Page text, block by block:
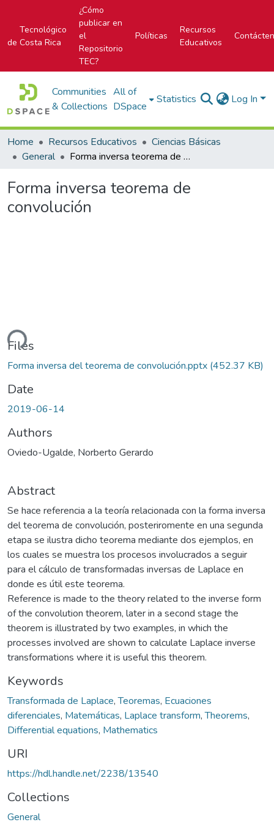
Tecnológico
de Costa Rica
¿Cómo
publicar en
el
Repositorio
TEC?
Políticas
Recursos
Educativos
Communities
& Collections
All of
DSpace
Statistics Log In
Home Recursos Educativos
Ciencias Básicas
General
Forma inversa teorema de convolución
Forma inversa teorema de
convolución
Files
Forma inversa del teorema de convolución.pptx (452.37 KB)
Date
2019-06-14
Authors
Oviedo-Ugalde, Norberto Gerardo
Abstract
Se hace referencia a la teoría relacionada con la forma inversa
del teorema de convolución, posteriromente en una segunda
etapa se ilustra dicho teorema mediante dos ejemplos, en
los cuales se muestra los procesos involucrados a seguir
para el cálculo de transformadas inversas de Laplace en
donde es útil este teorema.
Reference is made to the theory related to the inverse form
of the convolution theorem, later in a second stage the
theorem is illustrated by two examples, in which the
processes involved are shown to calculate Laplace inverse
transformations where it is useful this theorem.
Keywords
Transformada de Laplace,Teoremas, Ecuaciones
diferenciales, Matemáticas, Laplace transform,Theorems,
Differential equations, Mathematics
URI
https://hdl.handle.net/2238/13540
Collections
General